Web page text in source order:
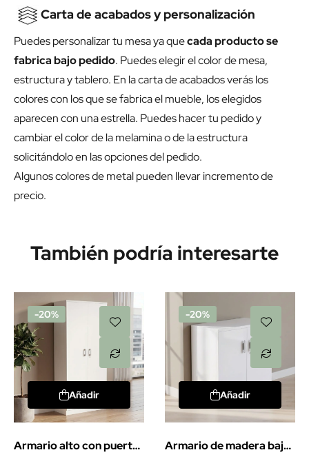
Carta de acabados y personalización
Puedes personalizar tu mesa ya quecada producto se
fabrica bajo pedido. Puedes elegir el color de mesa,
estructura y tablero. En la carta de acabados verás los
colores con los que se fabrica el mueble, los elegidos
aparecen con una estrella. Puedes hacer tu pedido y
cambiar el color de la melamina o de la estructura
solicitándolo en las opciones del pedido.
Algunos colores de metal pueden llevar incremento de
precio.
También podría interesarte
-20%
Añadir
Armario alto con puertas
-20%
Añadir
Armario de madera bajo